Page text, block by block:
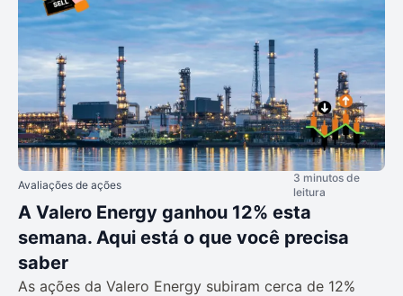
Avaliações de ações
3 minutos de
leitura
A Valero Energy ganhou 12% esta
semana. Aqui está o que você precisa
saber
As ações da Valero Energy subiram cerca de 12%